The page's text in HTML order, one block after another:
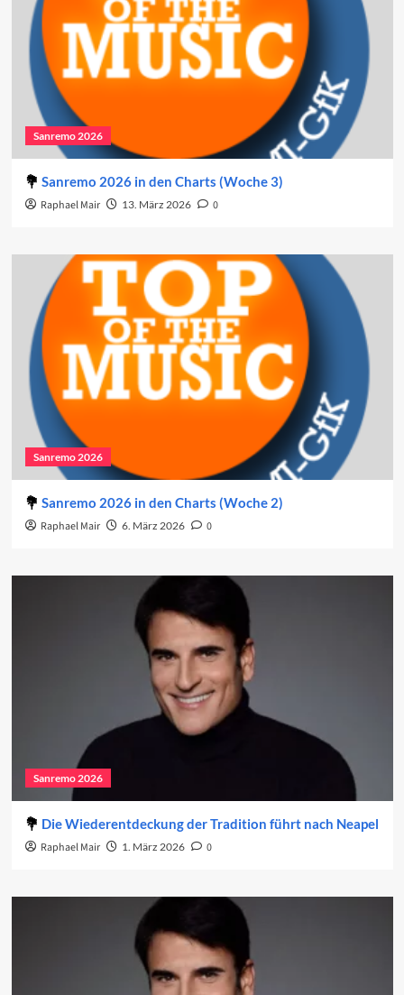
Sanremo 2026
Sanremo 2026 in den Charts (Woche 3)
Raphael Mair 13. März 2026 0
Sanremo 2026
Sanremo 2026 in den Charts (Woche 2)
Raphael Mair 6. März 2026 0
Sanremo 2026
Die Wiederentdeckung der Tradition führt nach Neapel
Raphael Mair 1. März 2026 0